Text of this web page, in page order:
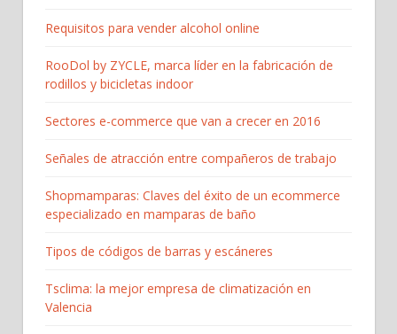
Requisitos para vender alcohol online
RooDol by ZYCLE, marca líder en la fabricación de
rodillos y bicicletas indoor
Sectores e-commerce que van a crecer en 2016
Señales de atracción entre compañeros de trabajo
Shopmamparas: Claves del éxito de un ecommerce
especializado en mamparas de baño
Tipos de códigos de barras y escáneres
Tsclima: la mejor empresa de climatización en
Valencia